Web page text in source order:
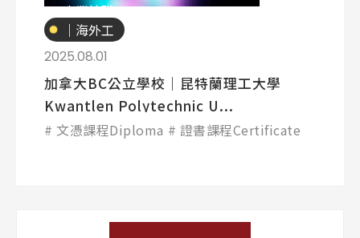
專業技職
｜海外工
讀
2025.08.01
加拿大BC公立學校｜昆特蘭理工大學
Kwantlen Polytechnic U...
文憑課程Diploma 證書課程Certificate